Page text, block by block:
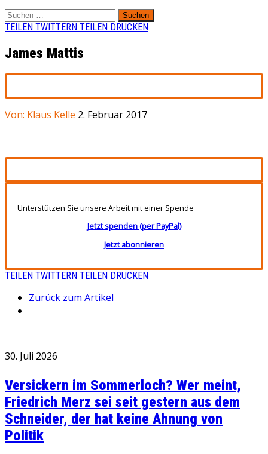
Suchen
nach:
TEILEN TWITTERN TEILEN DRUCKEN
James Mattis
Von: Klaus Kelle 2. Februar 2017
Unterstützen Sie unsere Arbeit mit einer Spende
Jetzt spenden (per PayPal)
Jetzt abonnieren
TEILEN TWITTERN TEILEN DRUCKEN
Zurück zum Artikel
30. Juli 2026
Versickern im Sommerloch? Wer meint,
Friedrich Merz sei seit gestern aus dem
Schneider, der hat keine Ahnung von
Politik